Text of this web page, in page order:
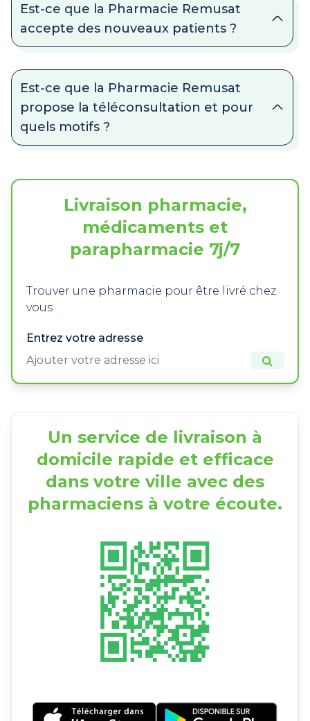
Est-ce que la Pharmacie Remusat
accepte des nouveaux patients ?
Est-ce que la Pharmacie Remusat
propose la téléconsultation et pour
quels motifs ?
Livraison pharmacie,
médicaments et
parapharmacie 7j/7
Trouver une pharmacie pour être livré chez
vous
Entrez votre adresse
Un service de livraison à
domicile rapide et efficace
dans votre ville avec des
pharmaciens à votre écoute.